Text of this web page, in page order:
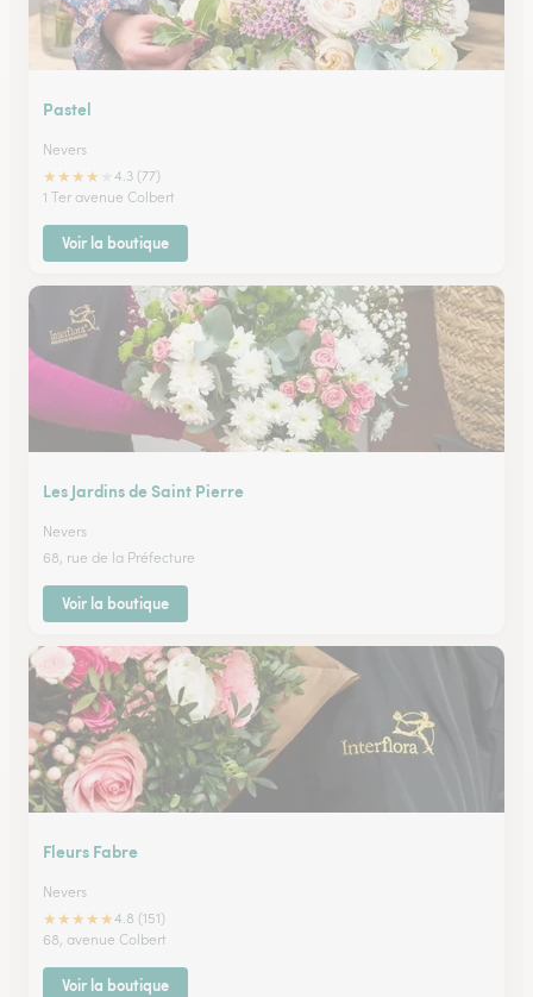
Pastel
Nevers
★★★★
4.3 (77)
1 Ter avenue Colbert
Voir la boutique
Les Jardins de Saint Pierre
Nevers
68, rue de la Préfecture
Voir la boutique
Fleurs Fabre
Nevers
★★★★★4.8 (151)
68, avenue Colbert
Voir la boutique